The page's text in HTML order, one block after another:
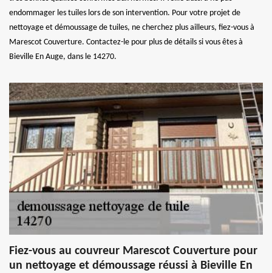
endommager les tuiles lors de son intervention. Pour votre projet de
nettoyage et démoussage de tuiles, ne cherchez plus ailleurs, fiez-vous à
Marescot Couverture. Contactez-le pour plus de détails si vous êtes à
Bieville En Auge, dans le 14270.
Fiez-vous au couvreur Marescot Couverture pour
un nettoyage et démoussage réussi à Bieville En